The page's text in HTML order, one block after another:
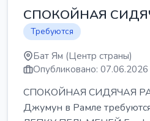
СПОКОЙНАЯ
Требуются
Бат Ям (Центр страны)
Опубликовано: 07.06.2026
СПОКОЙНАЯ СИДЯЧАЯ
Джумун в Рамле